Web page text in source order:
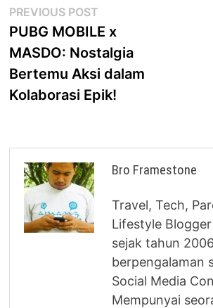
Post
navigation
PREVIOUS POST
post:
PUBG MOBILE x
MASDO: Nostalgia
Bertemu Aksi dalam
Kolaborasi Epik!
Bro Framestone
Travel, Tech,
Lifestyle
sejak tahun
berpengalaman
Social Media
Mempunyai